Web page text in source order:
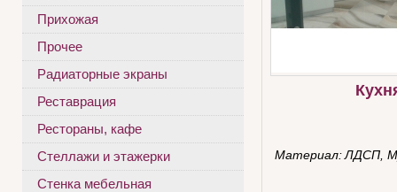
Материал:ЛДСП,
Прихожая
Прочее
Радиаторные экраны
Реставрация
Рестораны, кафе
Стеллажи и этажерки
Стенка мебельная